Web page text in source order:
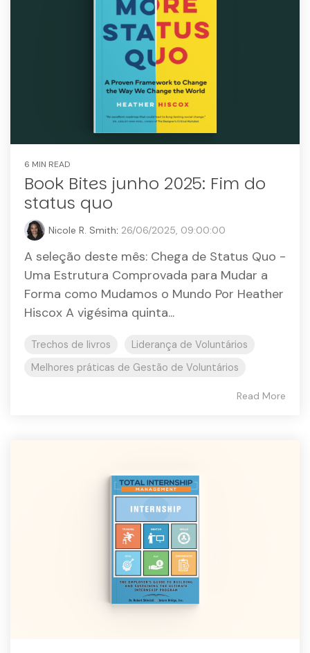
6 MIN READ
Book Bites junho 2025: Fim do
status quo
Nicole R. Smith: 26/06/2025, 09:00:00
A seleção deste mês: Chega de Status Quo -
Uma Estrutura Comprovada para Mudar a
Forma como Mudamos o Mundo Por Heather
Hiscox A vigésima quinta...
Trechos de livros
Liderança de Voluntários
Melhores práticas de Gestão de Voluntários
Read More